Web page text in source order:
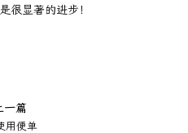
很显著的进步！
一篇
用便单